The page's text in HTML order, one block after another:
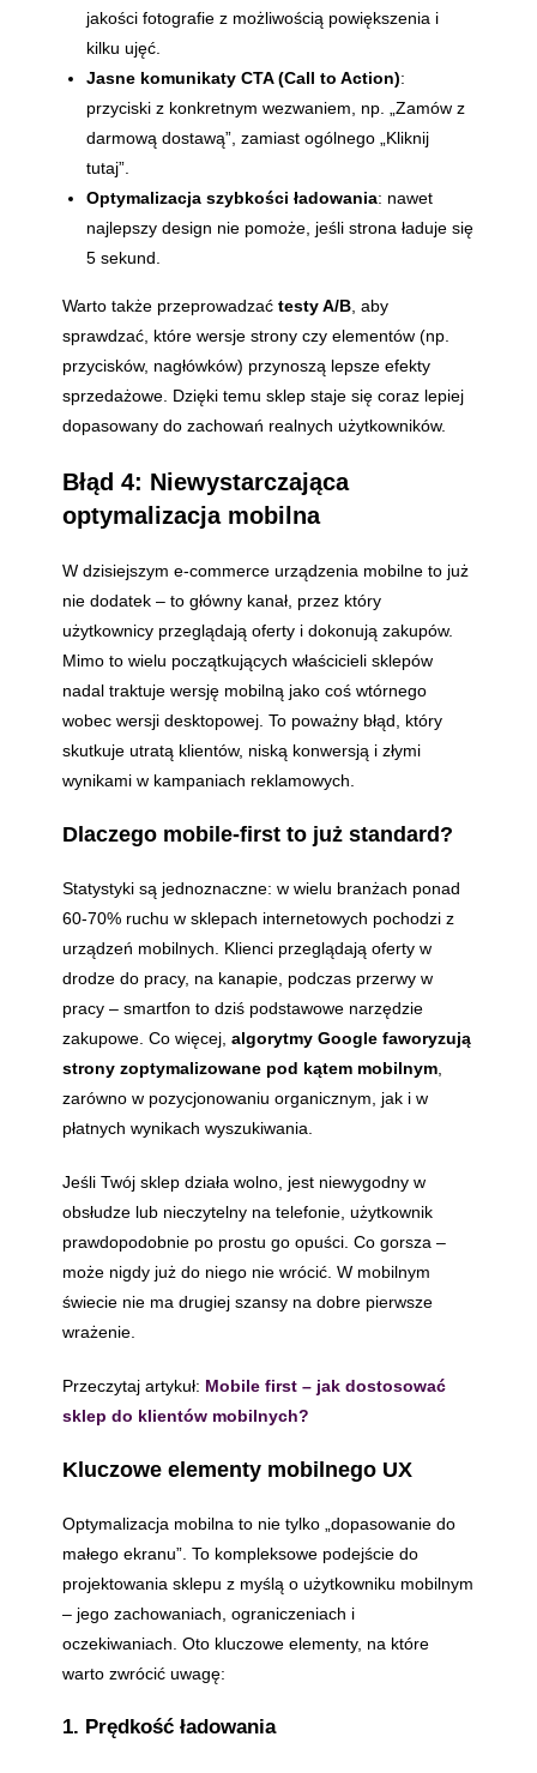
jakości fotografie z możliwością powiększenia i
kilku ujęć.
Jasne komunikaty CTA (Call to Action):
przyciski z konkretnym wezwaniem, np. „Zamów z
darmową dostawą”, zamiast ogólnego „Kliknij
tutaj”.
Optymalizacja szybkości ładowania: nawet
najlepszy design nie pomoże, jeśli strona ładuje się
5 sekund.
Warto także przeprowadzaćtesty A/B , aby
sprawdzać, które wersje strony czy elementów (np.
przycisków, nagłówków) przynoszą lepsze efekty
sprzedażowe. Dzięki temu sklep staje się coraz lepiej
dopasowany do zachowań realnych użytkowników.
Błąd 4: Niewystarczająca
optymalizacja mobilna
W dzisiejszym e-commerce urządzenia mobilne to już
nie dodatek – to główny kanał, przez który
użytkownicy przeglądają oferty i dokonują zakupów.
Mimo to wielu początkujących właścicieli sklepów
nadal traktuje wersję mobilną jako coś wtórnego
wobec wersji desktopowej. To poważny błąd, który
skutkuje utratą klientów, niską konwersją i złymi
wynikami w kampaniach reklamowych.
Dlaczego mobile-first to już standard?
Statystyki są jednoznaczne: w wielu branżach ponad
60-70% ruchu w sklepach internetowych pochodzi z
urządzeń mobilnych. Klienci przeglądają oferty w
drodze do pracy, na kanapie, podczas przerwy w
pracy – smartfon to dziś podstawowe narzędzie
zakupowe. Co więcej,algorytmy Google faworyzują
strony zoptymalizowane pod kątem mobilnym
zarówno w pozycjonowaniu organicznym, jak i w
płatnych wynikach wyszukiwania.
Jeśli Twój sklep działa wolno, jest niewygodny w
obsłudze lub nieczytelny na telefonie, użytkownik
prawdopodobnie po prostu go opuści. Co gorsza –
może nigdy już do niego nie wrócić. W mobilnym
świecie nie ma drugiej szansy na dobre pierwsze
wrażenie.
Przeczytaj artykuł: Mobile first – jak dostosować
sklep do klientów mobilnych?
Kluczowe elementy mobilnego UX
Optymalizacja mobilna to nie tylko „dopasowanie do
małego ekranu”. To kompleksowe podejście do
projektowania sklepu z myślą o użytkowniku mobilnym
– jego zachowaniach, ograniczeniach i
oczekiwaniach. Oto kluczowe elementy, na które
warto zwrócić uwagę:
1. Prędkość ładowania